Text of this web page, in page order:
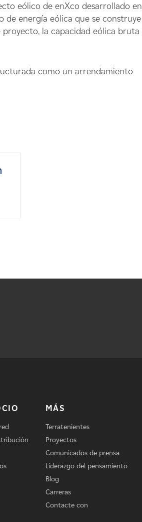
eólico de enXco desarrollado en
de energía eólica que se construye
la capacidad eólica bruta
como un arrendamiento
MÁS
Terratenientes
Proyectos
Comunicados de prensa
Liderazgo del pensamiento
Blog
Carreras
Contacte con